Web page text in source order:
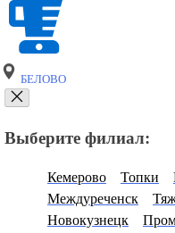
БЕЛОВО
Выберите филиал:
Кемерово Топки
Междуреченск
Новокузнецк